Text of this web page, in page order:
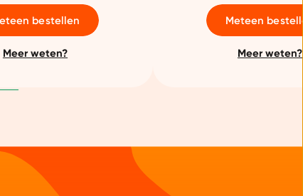
bestellen
Meer weten?
Meteen
Meer weten?